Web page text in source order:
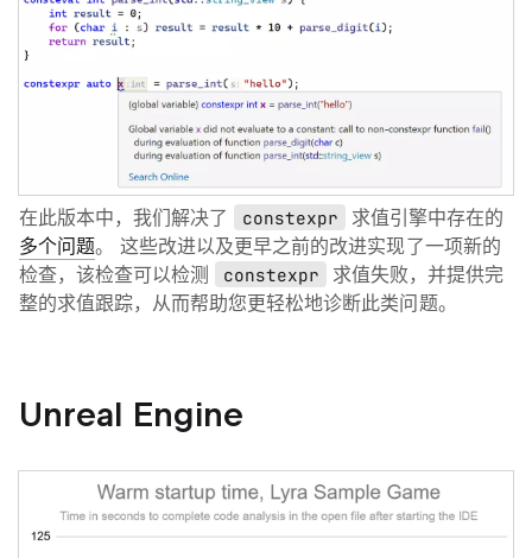
在此版本中，我们解决了 constexpr
求值引擎中存在的
多个问题。 这些改进以及更早之前的改进实现了一项新的
检查，该检查可以检测
constexpr
求值失败，并提供完
整的求值跟踪，从而帮助您更轻松地诊断此类问题。
Unreal Engine